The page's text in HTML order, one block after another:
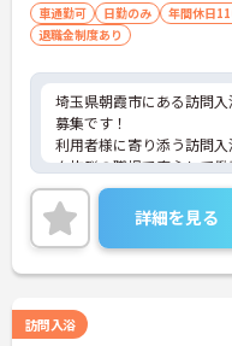
車通勤可 日勤のみ 年間休日
退職金制度あり
埼玉県朝霞市にある訪問
募集です！
利用者様に寄り添う訪問
ク抜群の職場で安心して
ライベートとの両立も叶
ご興味のある方には、面接
に詳細をお話しいたしま
さい！
詳細を見る
訪問入浴